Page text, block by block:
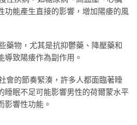
功能產生直接的影響，增加陽痿的風
藥物，尤其是抗抑鬱藥、降壓藥和
導致陽痿作為副作用。
會的節奏緊湊，許多人都面臨著睡
睡眠不足可能影響男性的荷爾蒙水平
影響性功能。